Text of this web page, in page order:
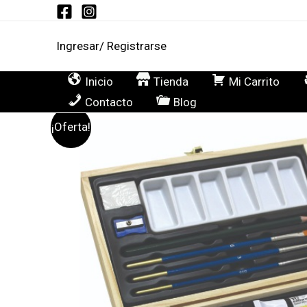
Ingresar/ Registrarse
Inicio Tienda Mi Carrito
Contacto
Blog
¡Oferta!